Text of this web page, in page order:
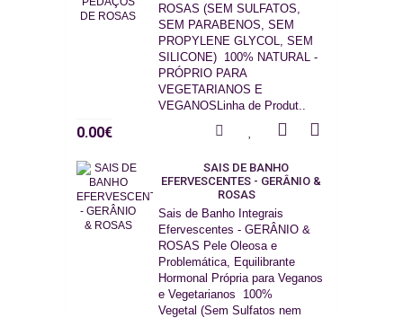
ROSAS (SEM SULFATOS,
SEM PARABENOS, SEM
PROPYLENE GLYCOL, SEM
SILICONE) 100% NATURAL -
PRÓPRIO PARA
VEGETARIANOS E
VEGANOSLinha de Produt..
0.00€
SAIS DE BANHO
EFERVESCENTES - GERÂNIO &
ROSAS
Sais de Banho Integrais
Efervescentes - GERÂNIO &
ROSAS Pele Oleosa e
Problemática, Equilibrante
Hormonal Própria para Veganos
e Vegetarianos 100%
Vegetal (Sem Sulfatos nem